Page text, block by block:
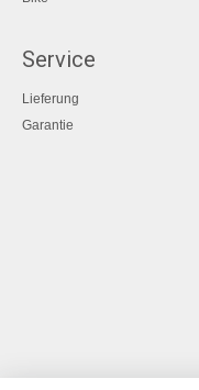
Service
Lieferung
Garantie